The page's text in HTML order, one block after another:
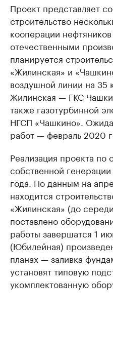
Проект представляет
строительство
кооперации
отечественными
планируется
«Жилинская» и
воздушной линии на 35
Жилинская — ГКС
также газотурбинной
НГСП «Чашкино».
работ — февраль 2020
Реализация проекта по
собственной
года. По данным на
находится
«Жилинская» (до
поставлено
работы завершатся 1
(Юбилейная)
планах — заливка
установят типовую
укомплектованную